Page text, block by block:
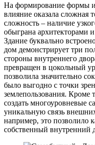
На формирование формы и
влияние оказала сложная
сложность – наличие
обыграна архитекторами
Здание буквально
дом демонстрирует три
стороны внутреннего
превращен в цокольный
позволила значительно
было выгодно с точки
землепользования. Кроме
создать многоуровневые
уникальную связь
например, это позволило
собственный внутренний